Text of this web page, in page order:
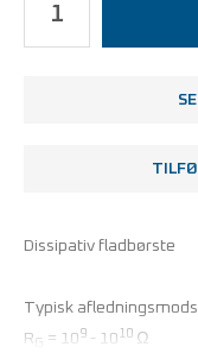
Dissipativ fladbørste
Typisk
R
= 10 9 - 10 Ω